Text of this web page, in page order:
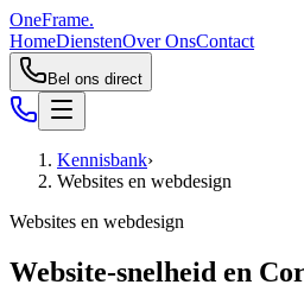
OneFrame.
HomeDienstenOver OnsContact
Bel ons direct
Kennisbank›
Websites en webdesign
Websites en webdesign
Website-snelheid en